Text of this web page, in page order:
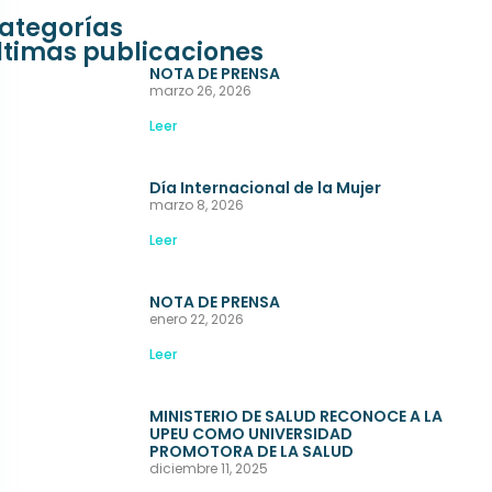
publicaciones
NOTA DE PRENSA
marzo 26, 2026
Leer
Día Internacional de la Mujer
marzo 8, 2026
Leer
NOTA DE PRENSA
enero 22, 2026
Leer
MINISTERIO DE SALUD RECONOCE A LA
UPEU COMO UNIVERSIDAD
PROMOTORA DE LA SALUD
diciembre 11, 2025